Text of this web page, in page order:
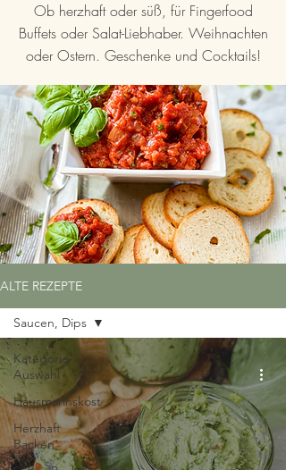
Ob herzhaft oder süß, für Fingerfood
Buffets oder Salat-Liebhaber. Weihnachten
oder Ostern. Geschenke und Cocktails!
ALTE REZEPTE
Kategorie-
Auswahl
Hausmannskost
Herzhaft
Backen
Saucen, Dips